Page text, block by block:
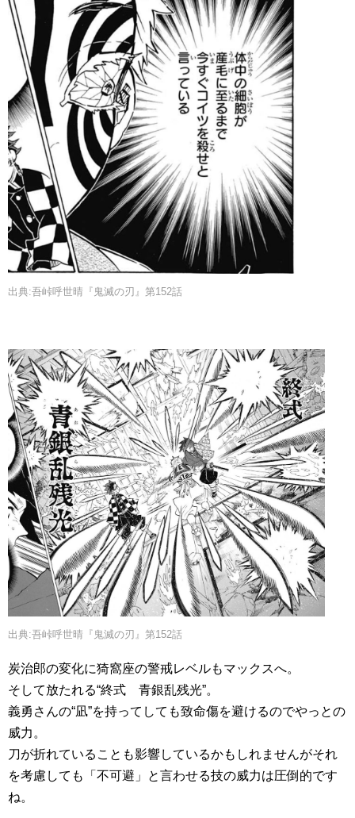
出典:吾峠呼世晴『鬼滅の刃』第152話
出典:吾峠呼世晴『鬼滅の刃』第152話
炭治郎の変化に猗窩座の警戒レベルもマックスへ。
そして放たれる“終式 青銀乱残光”。
義勇さんの“凪”を持ってしても致命傷を避けるのでやっとの
威力。
刀が折れていることも影響しているかもしれませんがそれ
を考慮しても「不可避」と言わせる技の威力は圧倒的です
ね。